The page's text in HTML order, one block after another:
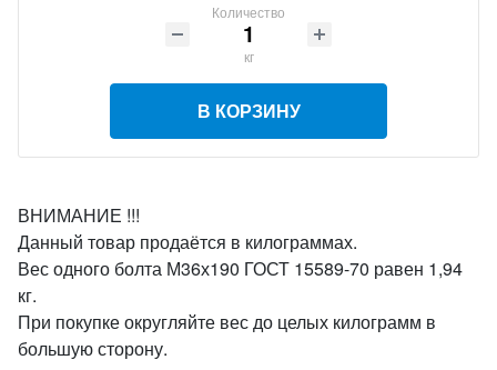
Количество
кг
В КОРЗИНУ
ВНИМАНИЕ !!!
Данный товар продаётся в килограммах.
Вес одного болта М36х190 ГОСТ 15589-70 равен 1,94
кг.
При покупке округляйте вес до целых килограмм в
большую сторону.